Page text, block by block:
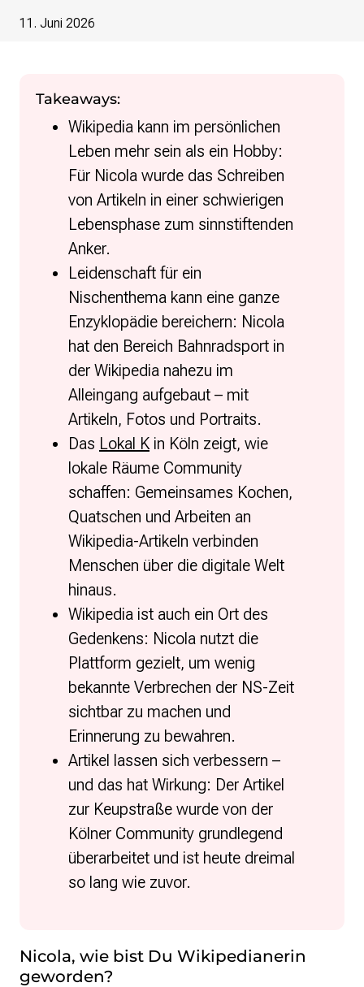
Wikiversity
Unsere Werte
Strategische Ausrichtung 2030
Zum Inhalt überspringen
11. Juni 2026
Takeaways:
Wikipedia kann im persönlichen
Leben mehr sein als ein Hobby:
Für Nicola wurde das Schreiben
von Artikeln in einer schwierigen
Lebensphase zum sinnstiftenden
Anker.
Leidenschaft für ein
Nischenthema kann eine ganze
Enzyklopädie bereichern: Nicola
hat den Bereich Bahnradsport in
der Wikipedia nahezu im
Alleingang aufgebaut – mit
Artikeln, Fotos und Portraits.
Das Lokal Kin Köln zeigt, wie
lokale Räume Community
schaffen: Gemeinsames Kochen,
Quatschen und Arbeiten an
Wikipedia-Artikeln verbinden
Menschen über die digitale Welt
hinaus.
Wikipedia ist auch ein Ort des
Gedenkens: Nicola nutzt die
Plattform gezielt, um wenig
bekannte Verbrechen der NS-Zeit
sichtbar zu machen und
Erinnerung zu bewahren.
Artikel lassen sich verbessern –
und das hat Wirkung: Der Artikel
zur Keupstraße wurde von der
Kölner Community grundlegend
überarbeitet und ist heute dreimal
so lang wie zuvor.
Nicola, wie bist Du Wikipedianerin
geworden?